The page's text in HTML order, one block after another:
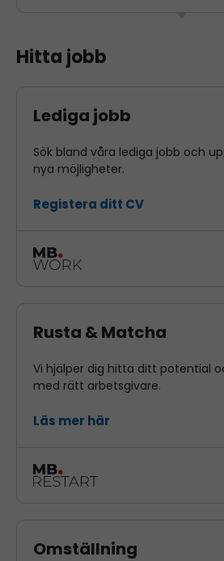
Hitta jobb
Lediga jobb
Sök bland våra lediga jobb och
nya möjligheter.
Registera ditt CV
Rusta & Matcha
Vi hjälper dig hitta ditt potential
med rätt arbetsgivare.
Läs mer här
Omställning